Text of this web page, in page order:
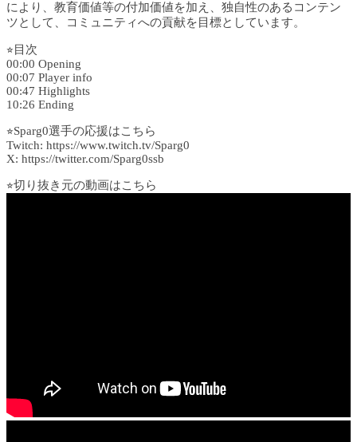
により、教育価値等の付加価値を加え、独自性のあるコンテン
ツとして、コミュニティへの貢献を目標としています。
⭐︎目次
00:00 Opening
00:07 Player info
00:47 Highlights
10:26 Ending
⭐︎Sparg0選手の応援はこちら
Twitch: https://www.twitch.tv/Sparg0
X: https://twitter.com/Sparg0ssb
⭐︎切り抜き元の動画はこちら